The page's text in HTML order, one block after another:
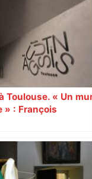
Toulouse. « Un
» : François